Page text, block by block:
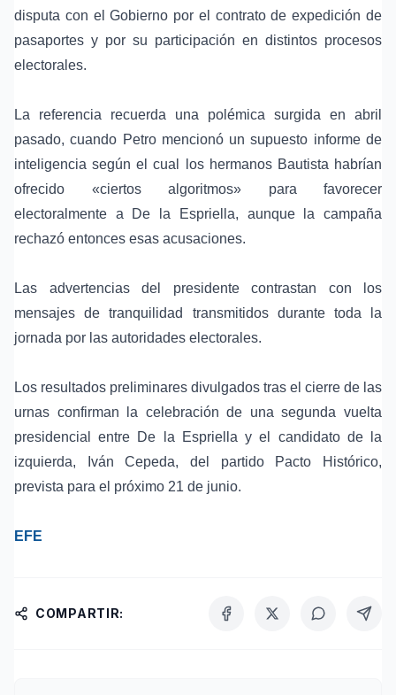
disputa con el Gobierno por el contrato de expedición de
pasaportes y por su participación en distintos procesos
electorales.
La referencia recuerda una polémica surgida en abril
pasado, cuando Petro mencionó un supuesto informe de
inteligencia según el cual los hermanos Bautista habrían
ofrecido «ciertos algoritmos» para favorecer
electoralmente a De la Espriella, aunque la campaña
rechazó entonces esas acusaciones.
Las advertencias del presidente contrastan con los
mensajes de tranquilidad transmitidos durante toda la
jornada por las autoridades electorales.
Los resultados preliminares divulgados tras el cierre de las
urnas confirman la celebración de una segunda vuelta
presidencial entre De la Espriella y el candidato de la
izquierda,
Iván Cepeda, del partido Pacto Histórico,
prevista para el próximo 21 de junio.
EFE
COMPARTIR: